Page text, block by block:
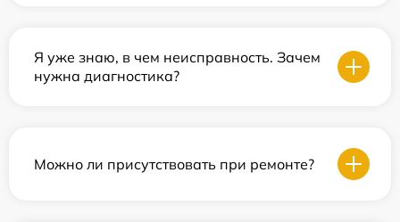
Я уже знаю, в чем неисправность. Зачем
нужна диагностика?
Можно ли присутствовать при ремонте?